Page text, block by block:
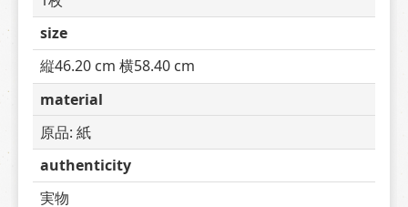
size
縦46.20 cm 横58.40 cm
material
原品: 紙
authenticity
実物